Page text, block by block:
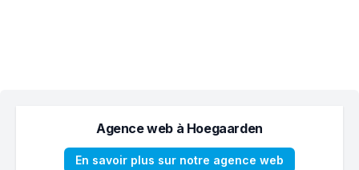
Agence web à Hoegaarden
En savoir plus sur notre agence web